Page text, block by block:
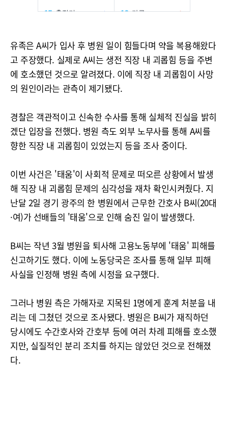
유족은 A씨가 입사 후 병원 일이 힘들다며 약을 복용해왔다
고 주장했다. 실제로 A씨는 생전 직장 내 괴롭힘 등을 주변
에 호소했던 것으로 알려졌다. 이에 직장 내 괴롭힘이 사망
의 원인이라는 관측이 제기됐다.
경찰은 객관적이고 신속한 수사를 통해 실체적 진실을 밝히
겠단 입장을 전했다. 병원 측도 외부 노무사를 통해 A씨를
향한 직장 내 괴롭힘이 있었는지 등을 조사 중이다.
이번 사건은 '태움'이 사회적 문제로 떠오른 상황에서 발생
해 직장 내 괴롭힘 문제의 심각성을 재차 확인시켜줬다. 지
난달 2일 경기 광주의 한 병원에서 근무한 간호사 B씨(20대
·여)가 선배들의 '태움'으로 인해 숨진 일이 발생했다.
B씨는 작년 3월 병원을 퇴사해 고용노동부에 '태움' 피해를
신고하기도 했다. 이에 노동당국은 조사를 통해 일부 피해
사실을 인정해 병원 측에 시정을 요구했다.
그러나 병원 측은 가해자로 지목된 1명에게 훈계 처분을 내
리는 데 그쳤던 것으로 조사됐다. 병원은 B씨가 재직하던
당시에도 수간호사와 간호부 등에 여러 차례 피해를 호소했
지만, 실질적인 분리 조치를 하지는 않았던 것으로 전해졌
다.